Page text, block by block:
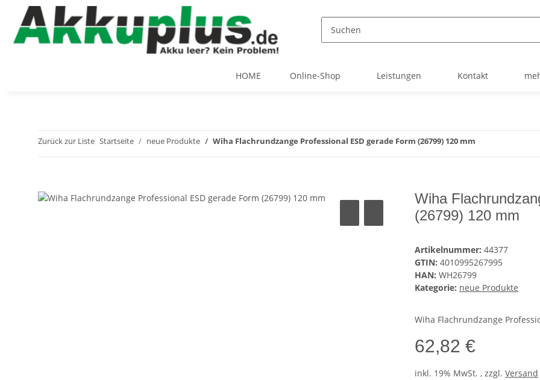
HOME Online-Shop Leistungen Kontakt
Zurück zur Liste Startseite neue Produkte Wiha Flachrundzange Professional ESD gerade Form (26799) 120 mm
Wiha
(26799) 120 mm
Artikelnummer: 44377
GTIN: 4010995267995
HAN: WH26799
Kategorie: neue Produkte
Wiha Flachrundzange
62,82 €
inkl. 19% MwSt. , zzgl. Versand